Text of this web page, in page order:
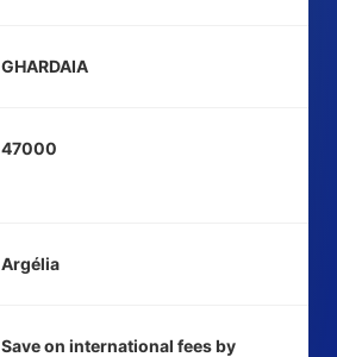
GHARDAIA
47000
Argélia
Save on international fees by